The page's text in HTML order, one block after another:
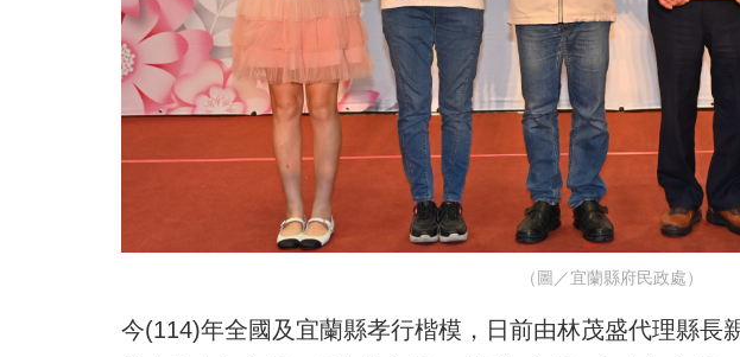
（圖／宜蘭縣府民政處）
今(114)年全國及宜蘭縣孝行楷模，日前由林茂盛代理縣長